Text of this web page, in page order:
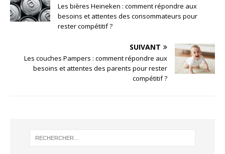
Les bières Heineken : comment répondre aux
besoins et attentes des consommateurs pour
rester compétitif ?
SUIVANT
Les couches Pampers : comment répondre aux
besoins et attentes des parents pour rester
compétitif ?